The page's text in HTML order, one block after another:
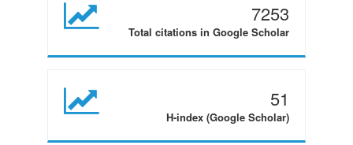
7253
Total citations in Google Scholar
51
H-index (Google Scholar)